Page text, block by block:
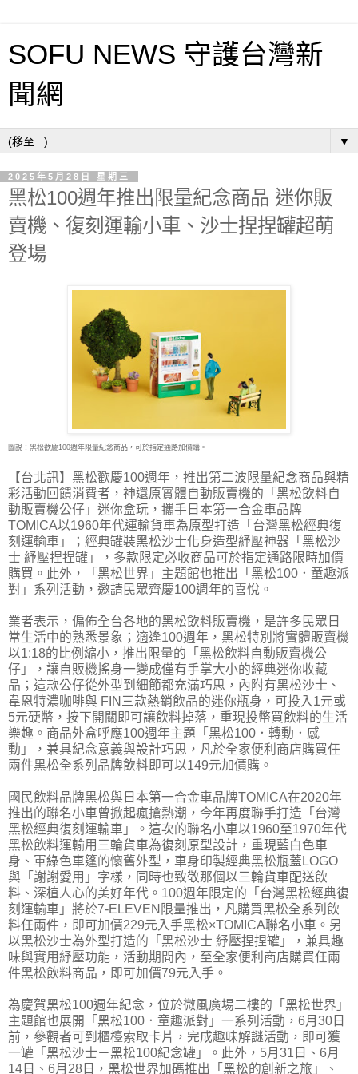
SOFU NEWS 守護台灣新
聞網
▼
2025年5月28日 星期三
黑松100週年推出限量紀念商品 迷你販
賣機、復刻運輸小車、沙士捏捏罐超萌
登場
圖說：黑松歡慶100週年限量紀念商品，可於指定通路加價購。
【台北訊】黑松歡慶100週年，推出第二波限量紀念商品與精
彩活動回饋消費者，神還原實體自動販賣機的「黑松飲料自
動販賣機公仔」迷你盒玩，攜手日本第一合金車品牌
TOMICA以1960年代運輸貨車為原型打造「台灣黑松經典復
刻運輸車」；經典罐裝黑松沙士化身造型紓壓神器「黑松沙
士 紓壓捏捏罐」，多款限定必收商品可於指定通路限時加價
購買。此外，「黑松世界」主題館也推出「黑松100．童趣派
對」系列活動，邀請民眾齊慶100週年的喜悅。
業者表示，偏佈全台各地的黑松飲料販賣機，是許多民眾日
常生活中的熟悉景象；適逢100週年，黑松特別將實體販賣機
以1:18的比例縮小，推出限量的「黑松飲料自動販賣機公
仔」，讓自販機搖身一變成僅有手掌大小的經典迷你收藏
品；這款公仔從外型到細節都充滿巧思，內附有黑松沙士、
韋恩特濃咖啡與 FIN三款熱銷飲品的迷你瓶身，可投入1元或
5元硬幣，按下開關即可讓飲料掉落，重現投幣買飲料的生活
樂趣。商品外盒呼應100週年主題「黑松100．轉動．感
動」，兼具紀念意義與設計巧思，凡於全家便利商店購買任
兩件黑松全系列品牌飲料即可以149元加價購。
國民飲料品牌黑松與日本第一合金車品牌TOMICA在2020年
推出的聯名小車曾掀起瘋搶熱潮，今年再度聯手打造「台灣
黑松經典復刻運輸車」。這次的聯名小車以1960至1970年代
黑松飲料運輸用三輪貨車為復刻原型設計，重現藍白色車
身、軍綠色車篷的懷舊外型，車身印製經典黑松瓶蓋LOGO
與「謝謝愛用」字樣，同時也致敬那個以三輪貨車配送飲
料、深植人心的美好年代。100週年限定的「台灣黑松經典復
刻運輸車」將於7-ELEVEN限量推出，凡購買黑松全系列飲
料任兩件，即可加價229元入手黑松×TOMICA聯名小車。另
以黑松沙士為外型打造的「黑松沙士 紓壓捏捏罐」，兼具趣
味與實用紓壓功能，活動期間內，至全家便利商店購買任兩
件黑松飲料商品，即可加價79元入手。
為慶賀黑松100週年紀念，位於微風廣場二樓的「黑松世界」
主題館也展開「黑松100．童趣派對」一系列活動，6月30日
前，參觀者可到櫃檯索取卡片，完成趣味解謎活動，即可獲
一罐「黑松沙士－黑松100紀念罐」。此外，5月31日、6月
14日、6月28日，黑松世界加碼推出「黑松的創新之旅」、